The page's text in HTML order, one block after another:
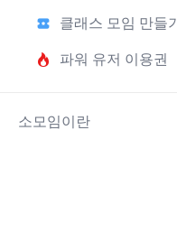
클래스 모임 만들기
파워 유저 이용권
소모임이란